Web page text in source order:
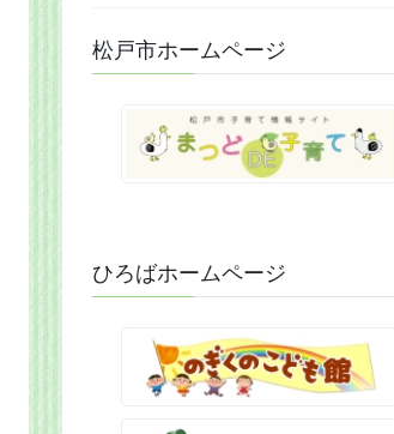
松戸市ホームページ
ひろばホームページ